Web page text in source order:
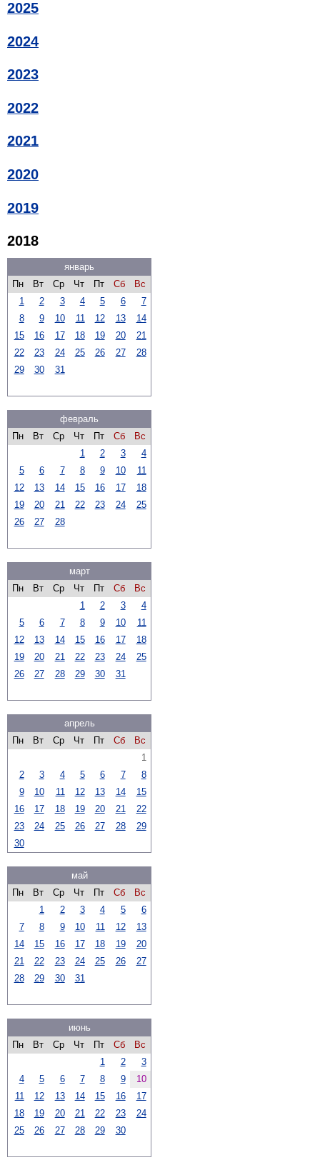
2025
2024
2023
2022
2021
2020
2019
2018
январь
Пн
Вт Ср Чт Пт Сб
Вс
1
2 3 4 5 6
7
8
9 10 11 12 13
14
15
16 17 18 19 20
21
22
23 24 25 26 27
28
29
30 31
февраль
Пн
Вт Ср Чт Пт Сб
Вс
1
2 3
4
5
6 7 8 9 10
11
12
13 14 15 16 17
18
19
20 21 22 23 24
25
26
27 28
март
Пн
Вт Ср Чт Пт Сб
Вс
1
2 3
4
5
6 7 8 9 10
11
12
13 14 15 16 17
18
19
20 21 22 23 24
25
26
27 28 29 30 31
апрель
Пн
Вт Ср Чт Пт Сб
Вс
1
2
3 4 5 6 7
8
9
10 11 12 13 14
15
16
17 18 19 20 21
22
23
24 25 26 27 28
29
30
май
Пн
Вт Ср Чт Пт Сб
Вс
1
2 3 4 5
6
7
8 9 10 11 12
13
14
15 16 17 18 19
20
21
22 23 24 25 26
27
28
29 30 31
июнь
Пн
Вт Ср Чт Пт Сб
Вс
1
2
3
4
5 6 7 8 9
10
11
12 13 14 15 16
17
18
19 20 21 22 23
24
25
26 27 28 29 30